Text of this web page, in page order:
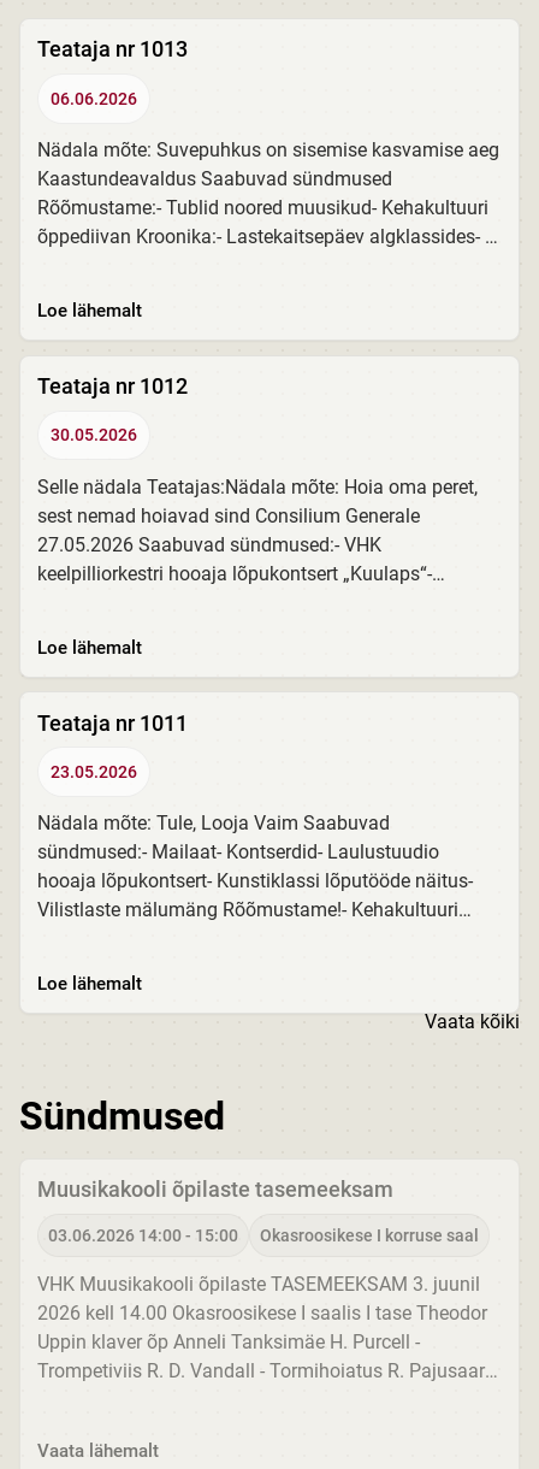
Teataja nr 1013
06.06.2026
Nädala mõte: Suvepuhkus on sisemise kasvamise aeg
Kaastundeavaldus Saabuvad sündmused
Rõõmustame:- Tublid noored muusikud- Kehakultuuri
õppediivan Kroonika:- Lastekaitsepäev algklassides- 5.
Loe lähemalt
Teataja nr 1012
30.05.2026
Selle nädala Teatajas:Nädala mõte: Hoia oma peret,
sest nemad hoiavad sind Consilium Generale
27.05.2026 Saabuvad sündmused:- VHK
keelpilliorkestri hooaja lõpukontsert „Kuulaps“-
Loe lähemalt
Teataja nr 1011
23.05.2026
Nädala mõte: Tule, Looja Vaim Saabuvad
sündmused:- Mailaat- Kontserdid- Laulustuudio
hooaja lõpukontsert- Kunstiklassi lõputööde näitus-
Vilistlaste mälumäng Rõõmustame!- Kehakultuuri
Loe lähemalt
Vaata kõiki
Sündmused
Muusikakooli õpilaste tasemeeksam
03.06.2026 14:00 - 15:00 Okasroosikese I korruse saal
VHK Muusikakooli õpilaste TASEMEEKSAM 3. juunil
2026 kell 14.00 Okasroosikese I saalis I tase Theodor
Uppin klaver õp Anneli Tanksimäe H. Purcell -
Trompetiviis R. D. Vandall - Tormihoiatus R. Pajusaar -
Vaata lähemalt